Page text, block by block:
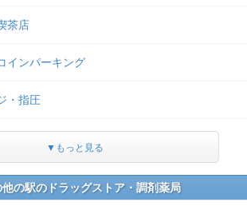
茶店
インパーキング
・指圧
▼もっと見る
の駅のドラッグストア・調剤薬局